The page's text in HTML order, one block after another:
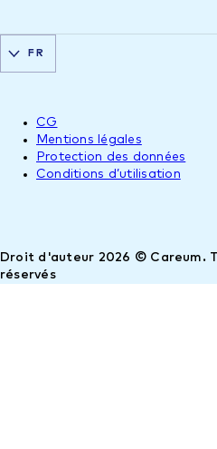
Droit d'auteur 2026 © Careum.
réservés
CG
Mentions légales
Protection des données
Conditions d’utilisation
FR